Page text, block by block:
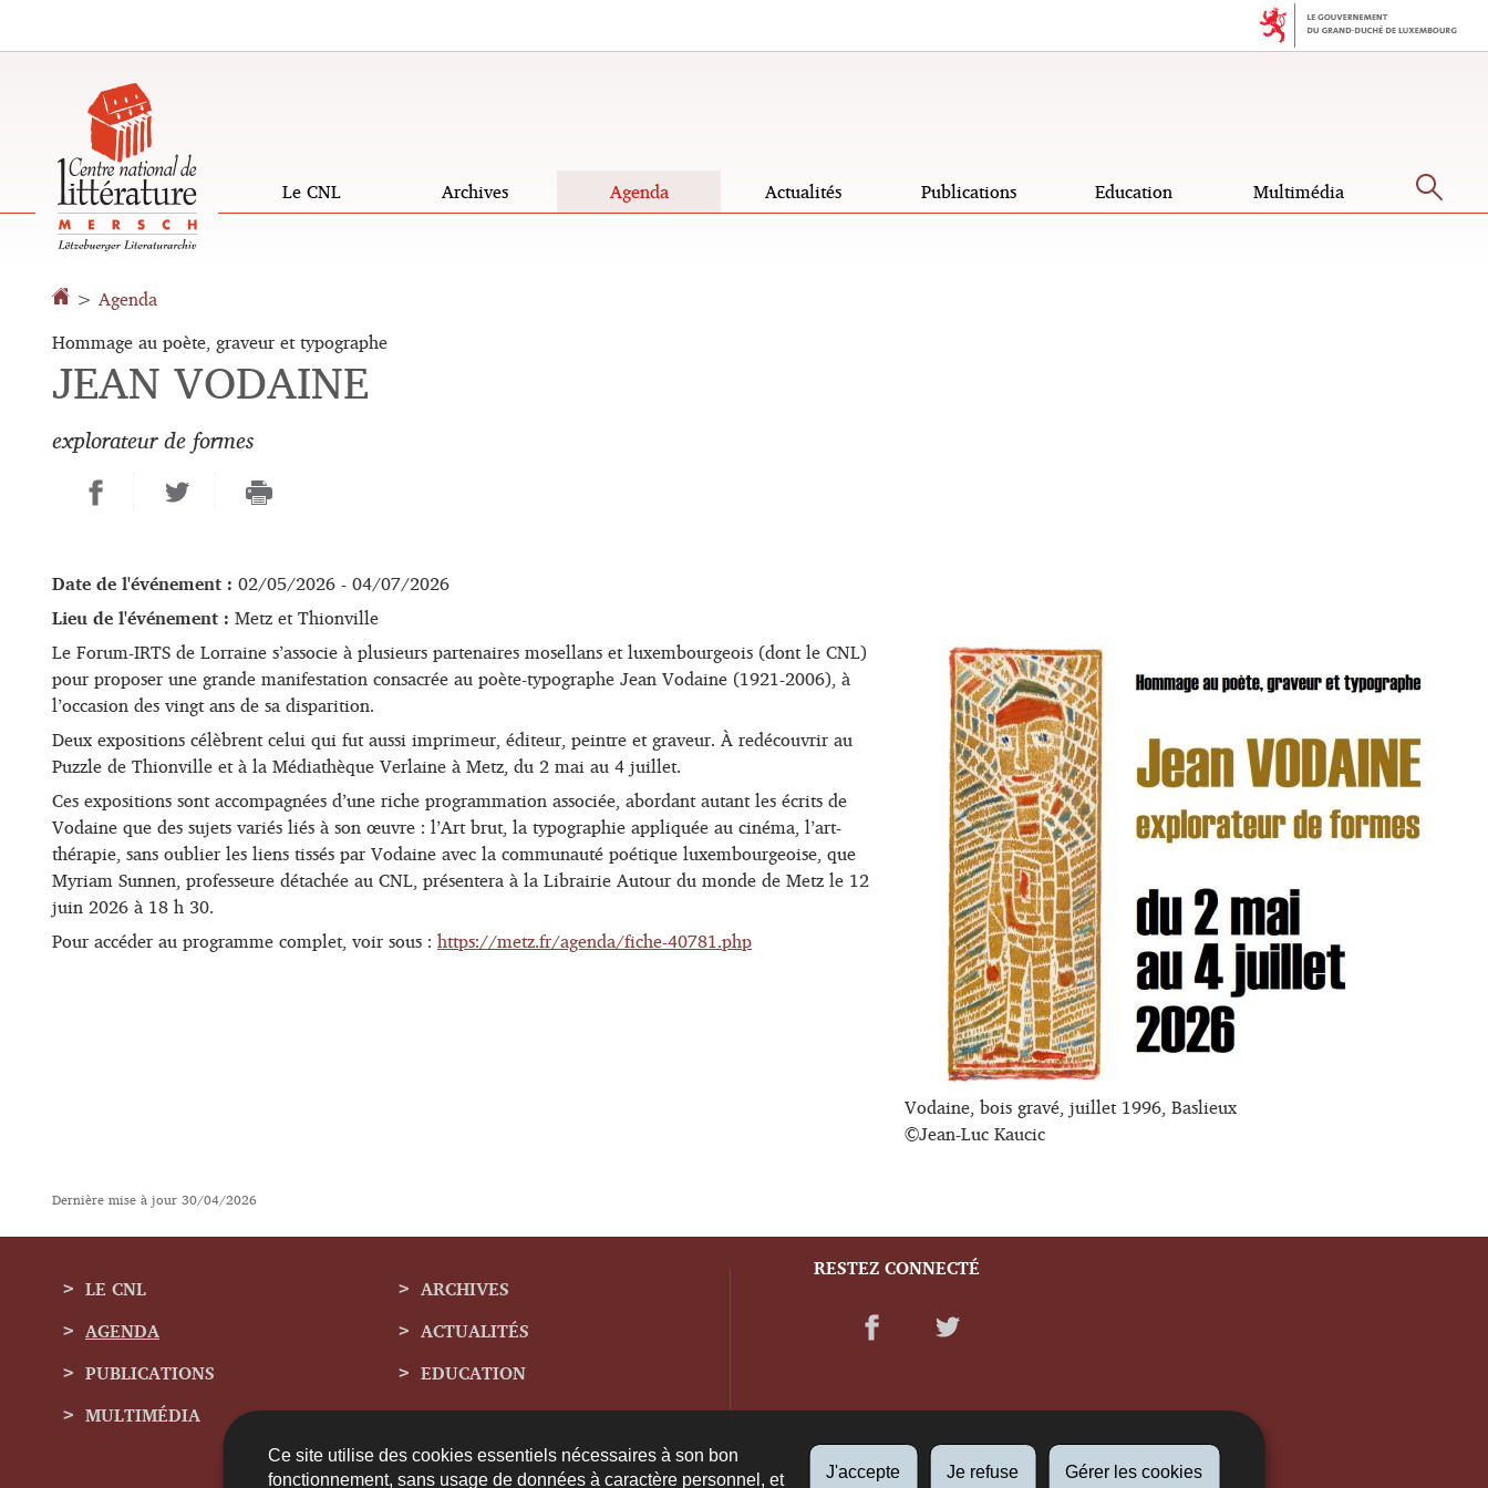
Ce site utilise des cookies essentiels nécessaires à son bon
fonctionnement, sans usage de données à caractère personnel, et
J'accepte Je refuse Gérer les cookies
Le CNL Archives Agenda Actualités Publications Education Multimédia
> Agenda
Hommage au poète, graveur et typographe
JEAN VODAINE
explorateur de formes
Date de l'événement : 02/05/2026 - 04/07/2026
Lieu de l'événement : Metz et Thionville
Vodaine, bois gravé, juillet 1996, Baslieux
©Jean-Luc Kaucic
Le Forum-IRTS de Lorraine s’associe à plusieurs partenaires mosellans et luxembourgeois (dont le CNL)
pour proposer une grande manifestation consacrée au poète-typographe Jean Vodaine (1921-2006), à
l’occasion des vingt ans de sa disparition.
Deux expositions célèbrent celui qui fut aussi imprimeur, éditeur, peintre et graveur. À redécouvrir au
Puzzle de Thionville et à la Médiathèque Verlaine à Metz, du 2 mai au 4 juillet.
Ces expositions sont accompagnées d’une riche programmation associée, abordant autant les écrits de
Vodaine que des sujets variés liés à son œuvre : l’Art brut, la typographie appliquée au cinéma, l’art-
thérapie, sans oublier les liens tissés par Vodaine avec la communauté poétique luxembourgeoise, que
Myriam Sunnen, professeure détachée au CNL, présentera à la Librairie Autour du monde de Metz le 12
juin 2026 à 18 h 30.
Pour accéder au programme complet, voir sous : https://metz.fr/agenda/fiche-40781.php
Dernière mise à jour30/04/2026
Menu
de
LE CNL
ARCHIVES
AGENDA
ACTUALITÉS
PUBLICATIONS
EDUCATION
MULTIMÉDIA
RESTEZ CONNECTÉ